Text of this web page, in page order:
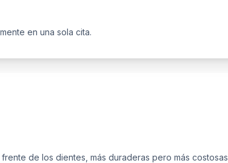
en una sola cita.
de los dientes, más duraderas pero más costosas